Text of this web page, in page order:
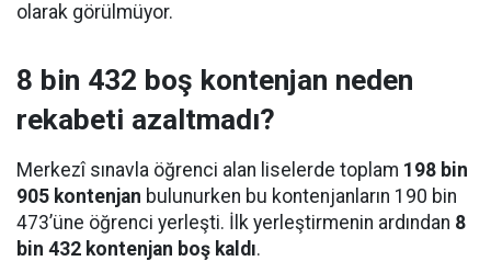
olarak görülmüyor.
8 bin 432 boş kontenjan neden
rekabeti azaltmadı?
Merkezî sınavla öğrenci alan liselerde toplam 198 bin
905 kontenjan bulunurken bu kontenjanların 190 bin
473’üne öğrenci yerleşti. İlk yerleştirmenin ardından 8
bin 432 kontenjan boş kaldı.